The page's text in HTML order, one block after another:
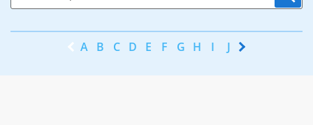
A B C D E F G H I J K